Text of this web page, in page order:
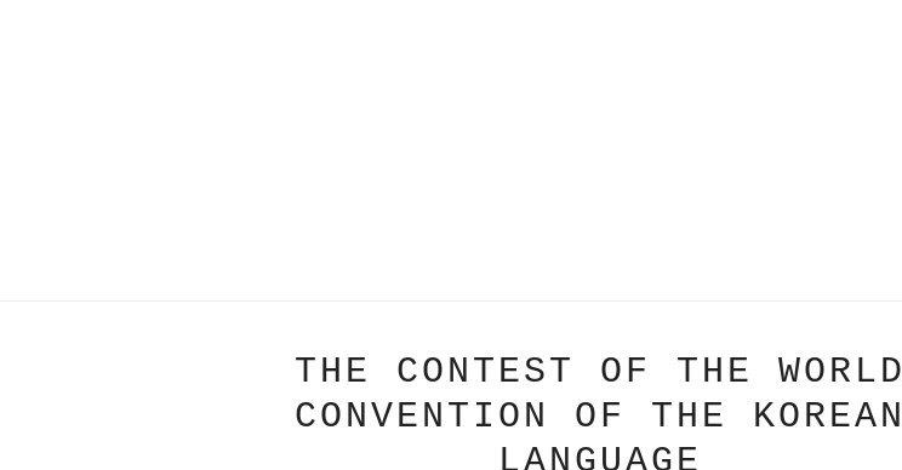
THE CONTEST OF THE WORLD
CONVENTION OF THE KOREAN
LANGUAGE